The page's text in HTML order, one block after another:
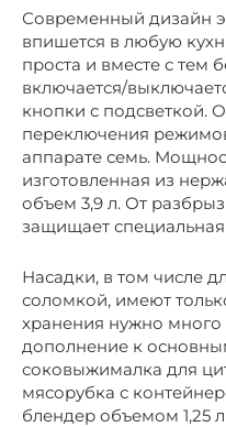
Современный дизайн
впишется в любую
проста и вместе с тем
включается/
кнопки с подсветкой.
переключения
аппарате семь.
изготовленная из
объем 3,9 л. От
защищает
Насадки, в том числе
соломкой, имеют
хранения нужно много
дополнение к
соковыжималка для
мясорубка с
блендер объемом 1,25